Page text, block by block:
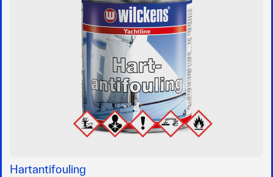
Hartantifouling